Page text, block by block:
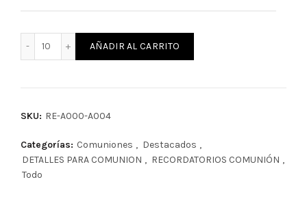
Recordatorio comunión redondo madera cantidad
AÑADIR AL CARRITO
SKU: RE-A000-A004
Categorías: Comuniones , Destacados ,
DETALLES PARA COMUNION , RECORDATORIOS COMUNIÓN ,
Todo